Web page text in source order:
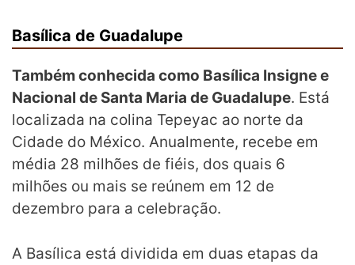
Basílica de Guadalupe
Também conhecida como Basílica Insigne e
Nacional de Santa Maria de Guadalupe. Está
localizada na colina Tepeyac ao norte da
Cidade do México. Anualmente, recebe em
média 28 milhões de fiéis, dos quais 6
milhões ou mais se reúnem em 12 de
dezembro para a celebração.
A Basílica está dividida em duas etapas da